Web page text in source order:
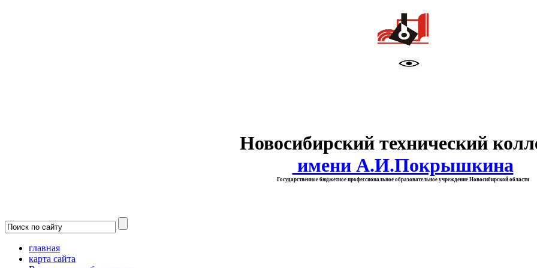
Новосибирский технический
имени А.И.Покрышкина
Государственное бюджетное профессиональное образовательное учреждение Новосибирской области
главная
карта сайта